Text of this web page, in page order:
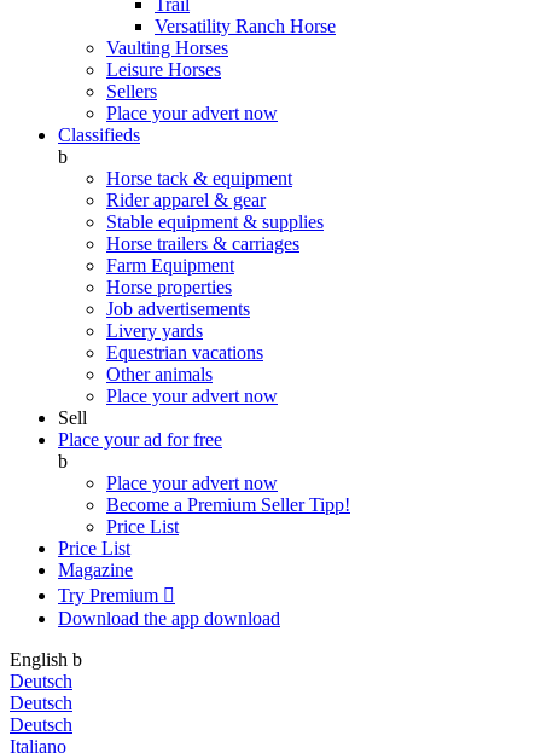
Trail
Versatility Ranch Horse
Vaulting Horses
Leisure Horses
Sellers
Place your advert now
Classifieds
b
Horse tack & equipment
Rider apparel & gear
Stable equipment & supplies
Horse trailers & carriages
Farm Equipment
Horse properties
Job advertisements
Livery yards
Equestrian vacations
Other animals
Place your advert now
Sell
Place your ad for free
b
Place your advert now
Become a Premium SellerTipp!
Price List
Price List
Magazine
Try Premium 
Download the app download
English b
Deutsch
Deutsch
Deutsch
Italiano